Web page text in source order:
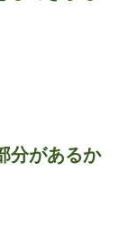
分があるか